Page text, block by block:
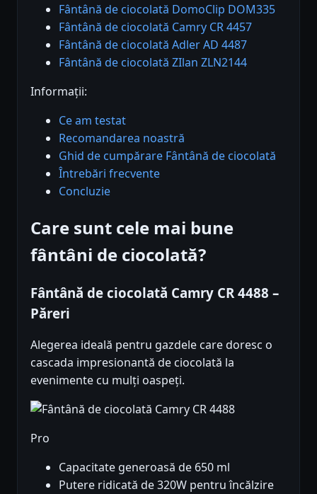
Fântână de ciocolată DomoClip DOM335
Fântână de ciocolată Camry CR 4457
Fântână de ciocolată Adler AD 4487
Fântână de ciocolată ZIlan ZLN2144
Informații:
Ce am testat
Recomandarea noastră
Ghid de cumpărare Fântână de ciocolată
Întrebări frecvente
Concluzie
Care sunt cele mai bune
fântâni de ciocolată?
Fântână de ciocolată Camry CR 4488 –
Păreri
Alegerea ideală pentru gazdele care doresc o
cascada impresionantă de ciocolată la
evenimente cu mulți oaspeți.
Pro
Capacitate generoasă de 650 ml
Putere ridicată de 320W pentru încălzire